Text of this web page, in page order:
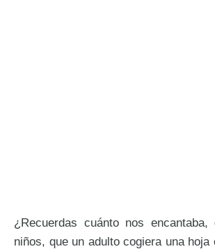
¿Recuerdas cuánto nos encantaba,
niños, que un adulto cogiera una hoja